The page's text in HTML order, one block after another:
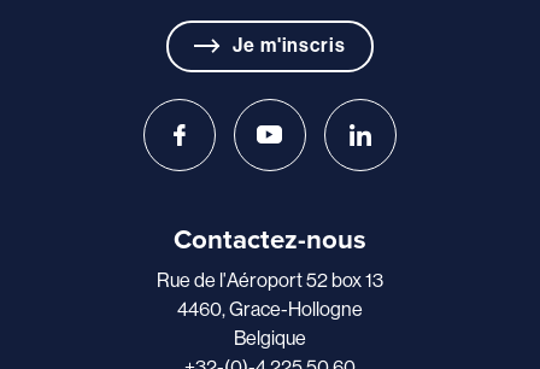
Je m'inscris
Contactez-nous
Rue de l'Aéroport 52 box 13
4460, Grace-Hollogne
Belgique